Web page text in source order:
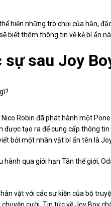
hiện những trò chơi của hắn,
biết thêm thông tin về kẻ bí ẩn
sau Joy
Robin đã phát hành một
được tạo ra để cung cấp thông
bởi một nhân vật bí ẩn tên là
hành qua giới hạn Tân thế giới,
vật với các sự kiện của bộ